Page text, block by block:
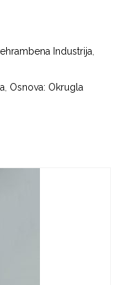
Industrija
Osnova: Okrugla